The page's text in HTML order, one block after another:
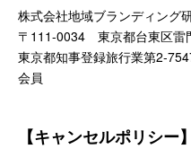
株式会社地域ブランディング
〒111-0034 東京都台東区
東京都知事登録旅行業第2-
会員
【キャンセルポリシー】